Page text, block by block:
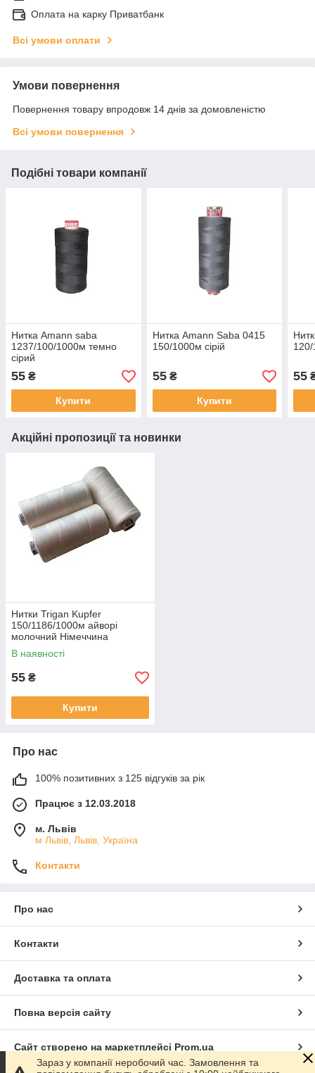
Оплата на карку Приватбанк
Всі умови оплати
Умови повернення
Повернення товару впродовж 14 днів за домовленістю
Всі умови повернення
Подібні товари компанії
Нитка Amann saba
1237/100/1000м темно
сірий
55 ₴
Купити
Нитка Amann Saba 0415
150/1000м ciрій
55₴
Купити
55
Акційні пропозиції та новинки
Нитки Trigan Kupfer
150/1186/1000м айворі
молочний Німеччина
В наявності
55 ₴
Купити
Про нас
100% позитивних з 125 відгуків за рік
Працює з 12.03.2018
м. Львів
м Львів, Львів, Україна
Контакти
Про нас
Контакти
Доставка та оплата
Повна версія сайту
Сайт створено на маркетплейсі Prom.ua
Зараз у компанії неробочий час. Замовлення та